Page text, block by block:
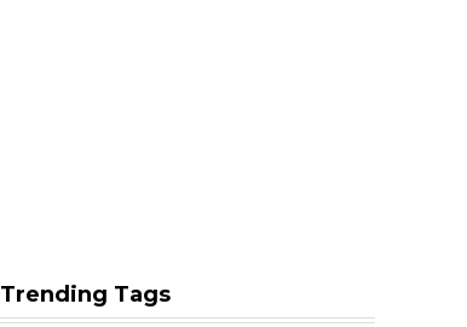
Trending Tags